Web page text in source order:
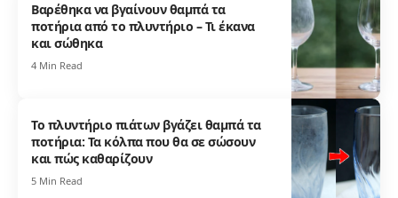
Βαρέθηκα να βγαίνουν θαμπά τα
ποτήρια από το πλυντήριο – Τι έκανα
και σώθηκα
4 Min Read
Το πλυντήριο πιάτων βγάζει θαμπά τα
ποτήρια: Τα κόλπα που θα σε σώσουν
και πώς καθαρίζουν
5 Min Read